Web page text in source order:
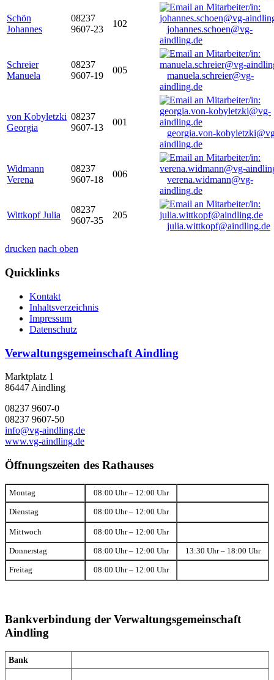
Schön
Johannes
08237
9607-23
102
johannes.schoen@vg-
aindling.de
Schreier
Manuela
08237
9607-19
005
manuela.schreier@vg-
aindling.de
von Kobyletzki
Georgia
08237
9607-13
001
georgia.von-
aindling.de
Widmann
Verena
08237
9607-18
006
verena.widmann@vg-
aindling.de
Wittkopf Julia
08237
9607-35
205
julia.wittkopf@aindling.de
drucken nach oben
Quicklinks
Kontakt
Inhaltsverzeichnis
Impressum
Datenschutz
Verwaltungsgemeinschaft Aindling
Marktplatz 1
86447 Aindling
08237 9607-0
08237 9607-50
info@vg-aindling.de
www.vg-aindling.de
Öffnungszeiten des Rathauses
Montag 08:00 Uhr – 12:00 Uhr
Dienstag 08:00 Uhr – 12:00 Uhr
Mittwoch 08:00 Uhr – 12:00 Uhr
Donnerstag 08:00 Uhr – 12:00 Uhr 13:30 Uhr – 18:00 Uhr
Freitag 08:00 Uhr – 12:00 Uhr
Bankverbindung der Verwaltungsgemeinschaft
Aindling
Bank